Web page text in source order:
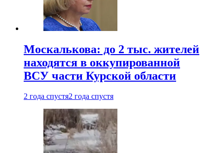
Москалькова: до 2 тыс. жителей
находятся в оккупированной
ВСУ части Курской области
2 года спустя2 года спустя